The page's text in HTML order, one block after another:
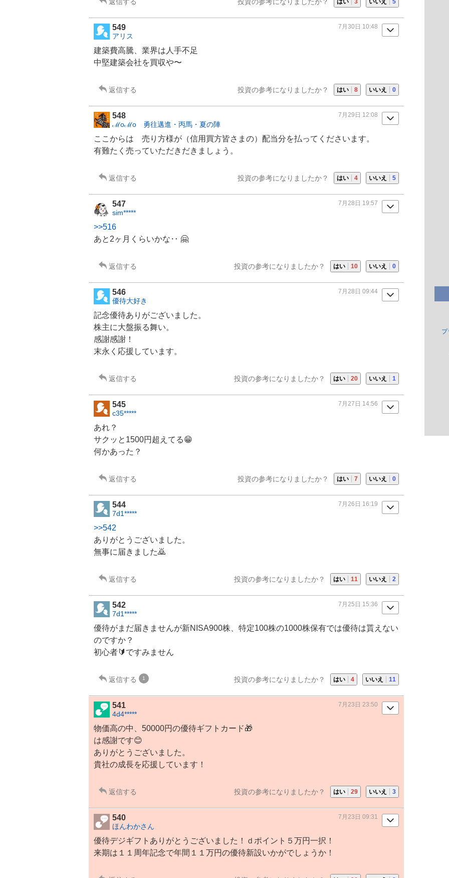
549
アリス
7月30日 10:48
建築費高騰、業界は人手不足
中堅建築会社を買収や〜
返信する 投資の参考になりましたか？ はい 8 いいえ 0
548
ℳoℳo 勇往邁進・丙馬・夏の陣
7月29日 12:08
ここからは 売り方様が（信用買方皆さまの）配当分を払ってくださいます。
有難たく売っていただきだきましょう。
返信する 投資の参考になりましたか？ はい 4 いいえ 5
547
sim*****
7月28日 19:57
>>516
あと2ヶ月くらいかな‥ 🤗
返信する 投資の参考になりましたか？ はい 10 いいえ 0
546
優待大好き
7月28日 09:44
記念優待ありがございました。
株主に大盤振る舞い。
感謝感謝！
末永く応援しています。
返信する 投資の参考になりましたか？ はい 20 いいえ 1
545
c35*****
7月27日 14:56
あれ？
サクッと1500円超えてる😁
何かあった？
返信する 投資の参考になりましたか？ はい 7 いいえ 0
544
7d1*****
7月26日 16:19
>>542
ありがとうございました。
無事に届きました🙇
返信する 投資の参考になりましたか？ はい 11 いいえ 2
542
7d1*****
7月25日 15:36
優待がまだ届きませんが新NISA900株、特定100株の1000株保有では優待は貰えない
のですか？
初心者🔰ですみません
返信する 1 投資の参考になりましたか？ はい 4 いいえ 11
541
4d4*****
7月23日 23:50
物価高の中、50000円の優待ギフトカード🎁
は感謝です😊
ありがとうございました。
貴社の成長を応援しています！
返信する 投資の参考になりましたか？ はい 29 いいえ 3
540
ほんわかさん
7月23日 09:31
優待デジギフトありがとうございました！ｄポイント５万円一択！
来期は１１周年記念で年間１１万円の優待新設いかがでしょうか！
プ